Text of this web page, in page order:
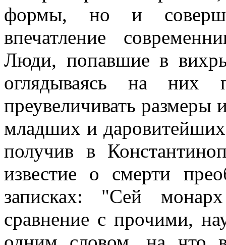
формы, но и
впечатление
Люди, попавшие в
оглядываясь на них
преувеличивать размеры
младших и
получив в
известие о смерти
записках: "Сей
сравнение с прочими,